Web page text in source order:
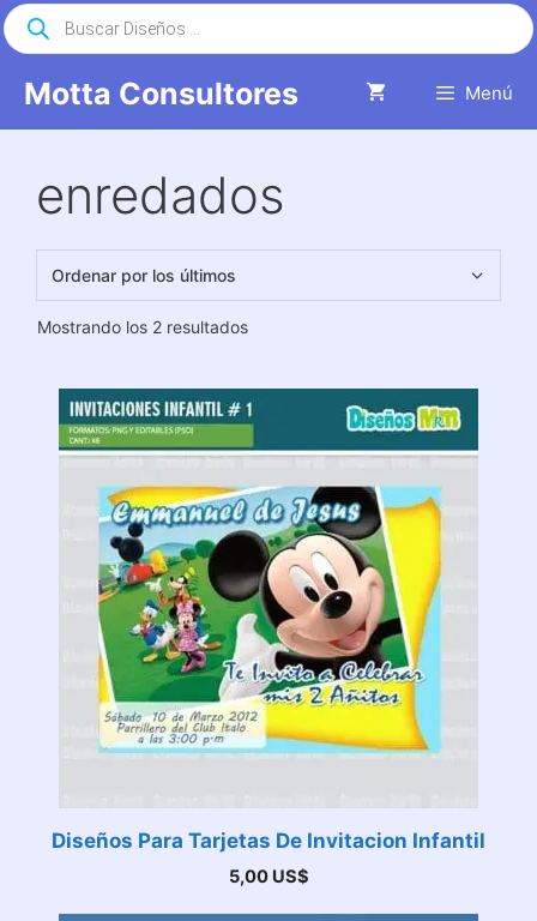
Saltar
al
Motta Consultores Menú
Búsqueda
de
productos
enredados
Mostrando los 2 resultadosOrdenado
últimos
Diseños Para Tarjetas De Invitacion Infantil
5,00 US$